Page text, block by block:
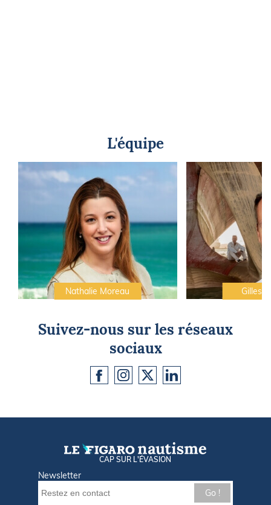
L'équipe
Nathalie Moreau Gilles
Suivez-nous sur les réseaux
sociaux
CAP SUR L'ÉVASION
Newsletter
Go !